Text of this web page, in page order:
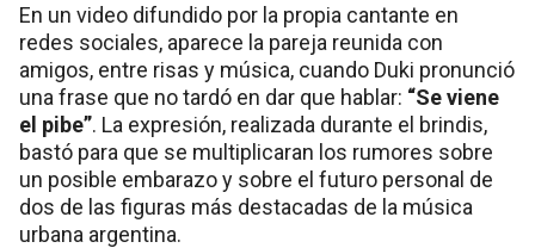
En un video difundido por la propia cantante en
redes sociales, aparece la pareja reunida con
amigos, entre risas y música, cuando Duki pronunció
una frase que no tardó en dar que hablar: “Se viene
el pibe”. La expresión, realizada durante el brindis,
bastó para que se multiplicaran los rumores sobre
un posible embarazo y sobre el futuro personal de
dos de las figuras más destacadas de la música
urbana argentina.